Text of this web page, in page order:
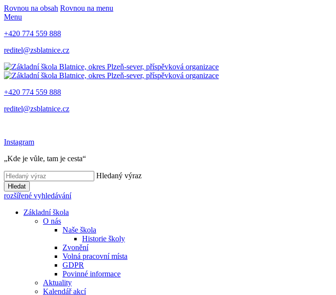
Rovnou na obsah Rovnou na menu
Menu
+420 774 559 888
reditel@zsblatnice.cz
+420 774 559 888
reditel@zsblatnice.cz
Instagram
„Kde je vůle, tam je cesta“
Hledaný výraz
Hledat
rozšířené vyhledávání
Základní škola
O nás
Naše škola
Historie školy
Zvonění
Volná pracovní místa
GDPR
Povinné informace
Aktuality
Kalendář akcí